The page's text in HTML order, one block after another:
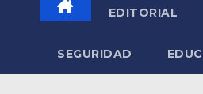
EDITORIAL
SEGURIDAD